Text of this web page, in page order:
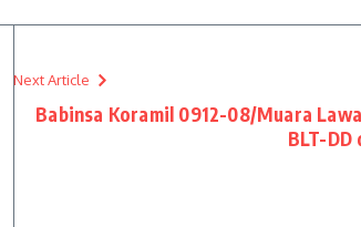
Next Article
Babinsa Koramil 0912-08/Muara
BLT-DD